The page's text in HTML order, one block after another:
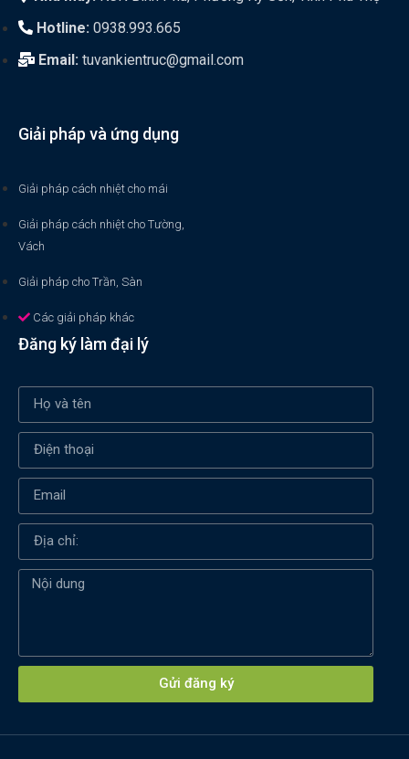
Hotline: 0938.993.665
Email: tuvankientruc@gmail.com
Giải pháp và ứng dụng
Giải pháp cách nhiệt cho mái
Giải pháp cách nhiệt cho Tường,
Vách
Giải pháp cho Trần, Sàn
Các giải pháp khác
Đăng ký làm đại lý
Gửi đăng ký
Xin chào! Em là chuyên